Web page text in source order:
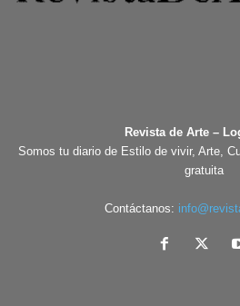
Revista de Arte –
Somos tu diario de Estilo de vivir, Arte,
gratuita
Contáctanos: